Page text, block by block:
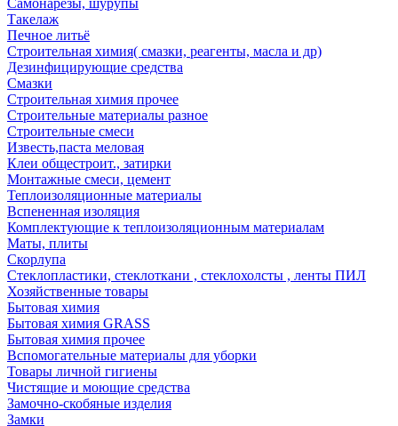
Самонарезы, шурупы
Такелаж
Печное литьё
Строительная химия( смазки, реагенты, масла и др)
Дезинфицирующие средства
Смазки
Строительная химия прочее
Строительные материалы разное
Строительные смеси
Известь,паста меловая
Клеи общестроит., затирки
Монтажные смеси, цемент
Теплоизоляционные материалы
Вспененная изоляция
Комплектующие к теплоизоляционным материалам
Маты, плиты
Скорлупа
Стеклопластики, стеклоткани , стеклохолсты , ленты ПИЛ
Хозяйственные товары
Бытовая химия
Бытовая химия GRASS
Бытовая химия прочее
Вспомогательные материалы для уборки
Товары личной гигиены
Чистящие и моющие средства
Замочно-скобяные изделия
Замки